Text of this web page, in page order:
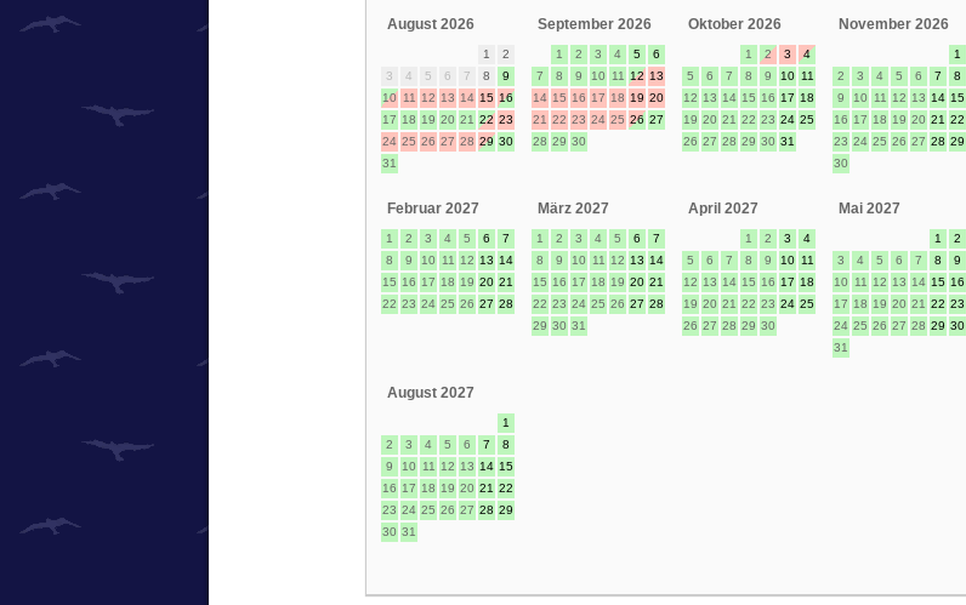
August 2026
1
2
3
4 5 6 7 8
9
10
11 12 13 14 15 16
17 18 19 20 21 22 23
24 25 26 27 28 29 30
31
September 2026
1 2 3 4 5
6
7
8 9 10 11 12 13
14 15 16 17 18 19 20
21 22 23 24 25 26 27
28 29 30
Oktober 2026
1 2 3
4
5
6 7 8 9 10 11
12 13 14 15 16 17 18
19 20 21 22 23 24 25
26 27 28 29 30 31
November 2026
1
2
3 4 5 6 7
8
9
10 11 12 13 14 15
16 17 18 19 20 21 22
23 24 25 26 27 28 29
30
Februar 2027
1 2 3 4 5 6
7
8
9 10 11 12 13 14
15 16 17 18 19 20 21
22 23 24 25 26 27 28
März 2027
1 2 3 4 5 6
7
8
9 10 11 12 13 14
15 16 17 18 19 20 21
22 23 24 25 26 27 28
29 30 31
April 2027
1 2 3
4
5
6 7 8 9 10 11
12 13 14 15 16 17 18
19 20 21 22 23 24 25
26 27 28 29 30
Mai 2027
1
2
3
4 5 6 7 8
9
10
11 12 13 14 15 16
17 18 19 20 21 22 23
24 25 26 27 28 29 30
31
August 2027
1
2
3 4 5 6 7
8
9
10 11 12 13 14 15
16 17 18 19 20 21 22
23 24 25 26 27 28 29
30 31